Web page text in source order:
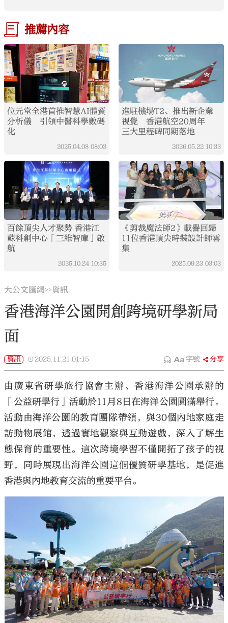
推薦內容
位元堂全港首推智慧AI體質
分析儀 引領中醫科學數碼
化
2025.04.08 08:03
進駐機場T2、推出新企業
視覺 香港航空20周年
三大里程碑同期落地
2026.05.22 10:33
百餘頂尖人才聚勢 香港江
蘇科創中心「三維智庫」啟
航
2025.10.24 10:35
《剪裁魔法師2》載譽回歸
11位香港頂尖時裝設計師雲
集
2025.09.23 03:03
大公文匯網>>資訊
香港海洋公園開創跨境研學新局
面
資訊 2025.11.21 01:15 字號 分享
由廣東省研學旅行協會主辦、香港海洋公園承辦的
「公益研學行」活動於11月8日在海洋公園圓滿舉行。
活動由海洋公園的教育團隊帶領，與30個內地家庭走
訪動物展館，透過實地觀察與互動遊戲，深入了解生
態保育的重要性。這次跨境學習不僅開拓了孩子的視
野，同時展現出海洋公園這個優質研學基地，是促進
香港與內地教育交流的重要平台。